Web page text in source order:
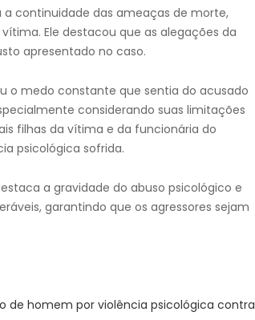
continuidade das ameaças de morte,
Ele destacou que as alegações da
apresentado no caso.
o medo constante que sentia do acusado
considerando suas limitações
filhas da vítima e da funcionária do
psicológica sofrida.
a gravidade do abuso psicológico e
garantindo que os agressores sejam
de homem por violência psicológica contra